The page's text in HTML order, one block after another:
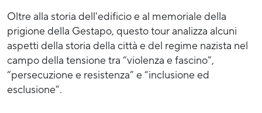
Oltre alla storia dell'edificio e al memoriale della
prigione della Gestapo, questo tour analizza alcuni
aspetti della storia della città e del regime nazista nel
campo della tensione tra “violenza e fascino”,
“persecuzione e resistenza” e “inclusione ed
esclusione”.